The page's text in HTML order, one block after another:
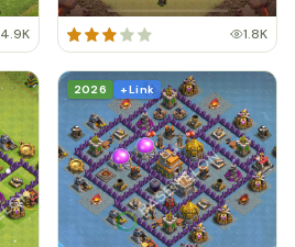
4.9K 1.8K
2026 + Link